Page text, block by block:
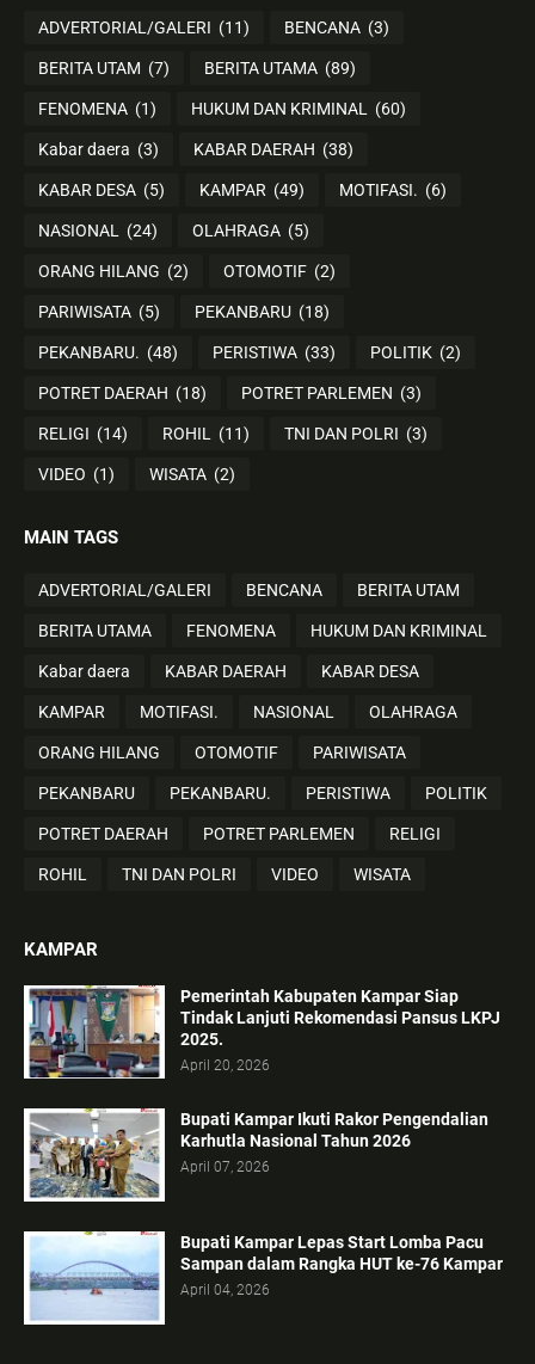
ADVERTORIAL/GALERI (11) BENCANA (3)
BERITA UTAM (7) BERITA UTAMA (89)
FENOMENA (1) HUKUM DAN KRIMINAL (60)
Kabar daera (3) KABAR DAERAH (38)
KABAR DESA (5) KAMPAR (49) MOTIFASI. (6)
NASIONAL (24) OLAHRAGA (5)
ORANG HILANG (2) OTOMOTIF (2)
PARIWISATA (5) PEKANBARU (18)
PEKANBARU. (48) PERISTIWA (33) POLITIK (2)
POTRET DAERAH (18) POTRET PARLEMEN (3)
RELIGI (14) ROHIL (11) TNI DAN POLRI (3)
VIDEO (1) WISATA (2)
MAIN TAGS
ADVERTORIAL/GALERI BENCANA BERITA UTAM
BERITA UTAMA FENOMENA HUKUM DAN KRIMINAL
Kabar daera KABAR DAERAH KABAR DESA
KAMPAR MOTIFASI. NASIONAL OLAHRAGA
ORANG HILANG OTOMOTIF PARIWISATA
PEKANBARU PEKANBARU. PERISTIWA POLITIK
POTRET DAERAH POTRET PARLEMEN RELIGI
ROHIL TNI DAN POLRI VIDEO WISATA
KAMPAR
Pemerintah Kabupaten Kampar Siap
Tindak Lanjuti Rekomendasi Pansus LKPJ
2025.
April 20, 2026
Bupati Kampar Ikuti Rakor Pengendalian
Karhutla Nasional Tahun 2026
April 07, 2026
Bupati Kampar Lepas Start Lomba Pacu
Sampan dalam Rangka HUT ke-76 Kampar
April 04, 2026